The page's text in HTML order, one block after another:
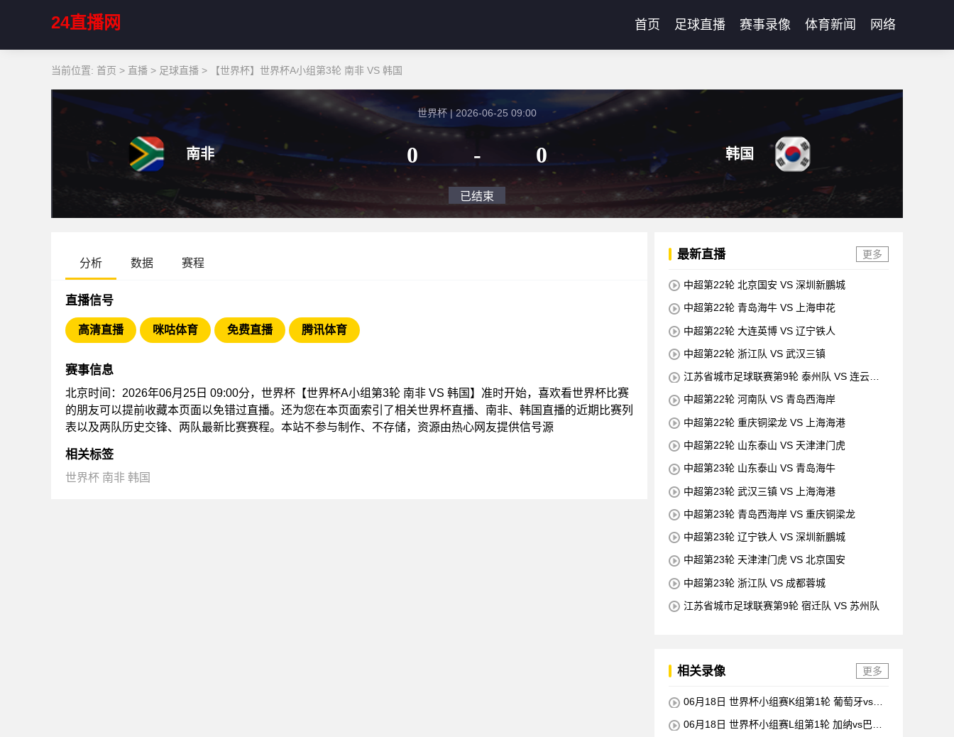
24直播网 首页 足球直播 赛事录像 体育新闻 网络
当前位置: 首页 > 直播 > 足球直播 > 【世界杯】世界杯A小组第3轮 南非 VS 韩国
南非
世界杯 | 2026-06-25 09:00
0 - 0
已结束
韩国
分析 数据 赛程
直播信号
高清直播 咪咕体育 免费直播 腾讯体育
赛事信息
北京时间：2026年06月25日 09:00分，世界杯【世界杯A小组第3轮 南非 VS 韩国】准时开始，喜欢看世界杯比赛
的朋友可以提前收藏本页面以免错过直播。还为您在本页面索引了相关世界杯直播、南非、韩国直播的近期比赛列
表以及两队历史交锋、两队最新比赛赛程。本站不参与制作、不存储，资源由热心网友提供信号源
相关标签
世界杯 南非 韩国
最新直播 更多
中超第22轮 北京国安 VS 深圳新鵬城
中超第22轮 青岛海牛 VS 上海申花
中超第22轮 大连英博 VS 辽宁铁人
中超第22轮 浙江队 VS 武汉三镇
江苏省城市足球联赛第9轮 泰州队 VS 连云港
中超第22轮 河南队 VS 青岛西海岸
中超第22轮 重庆铜梁龙 VS 上海海港
中超第22轮 山东泰山 VS 天津津门虎
中超第23轮 山东泰山 VS 青岛海牛
中超第23轮 武汉三镇 VS 上海海港
中超第23轮 青岛西海岸 VS 重庆铜梁龙
中超第23轮 辽宁铁人 VS 深圳新鵬城
中超第23轮 天津津门虎 VS 北京国安
中超第23轮 浙江队 VS 成都蓉城
江苏省城市足球联赛第9轮 宿迁队 VS 苏州队
相关录像 更多
06月18日 世界杯小组赛K组第1轮 葡萄牙vs民
06月18日 世界杯小组赛L组第1轮 加纳vs巴拿